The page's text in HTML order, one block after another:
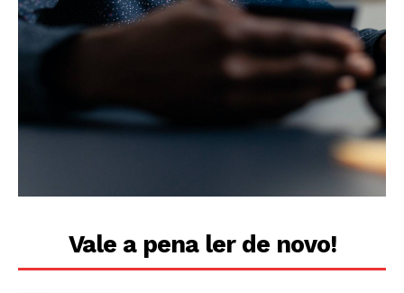
Vale a pena ler de novo!